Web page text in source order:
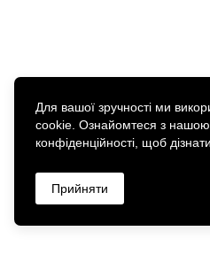
Для вашої зручності ми
cookie. Ознайомтеся з нашою
конфіденційності, щоб
Прийняти